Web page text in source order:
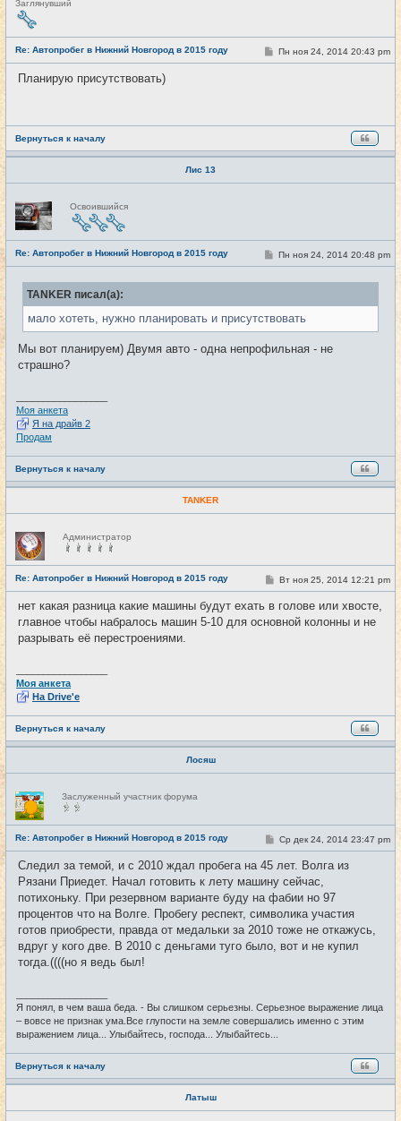
е
в
т
и
Заглянувший
Re: Автопробег в Нижний Новгород в 2015 году #20
С
о
и
Пн ноя 24, 2014 20:43 pm
Планирую присутствовать)
Вернуться к началу
Лис 13
Н
е
в
с
е
т
и
Освоившийся
Re: Автопробег в Нижний Новгород в 2015 году #21
С
о
е
н
Пн ноя 24, 2014 20:48 pm
TANKER писал(а):
мало хотеть, нужно планировать и присутствовать
Мы вот планируем) Двумя авто - одна непрофильная - не
страшно?
Моя анкета
Я на драйв 2
Продам
Вернуться к началу
TANKER
Н
е
в
с
е
т
и
Администратор
Re: Автопробег в Нижний Новгород в 2015 году #22
С
о
б
щ
Вт ноя 25, 2014 12:21 pm
нет какая разница какие машины будут ехать в голове или хвосте,
главное чтобы набралось машин 5-10 для основной колонны и не
разрывать её перестроениями.
Моя анкета
На Drive'e
Вернуться к началу
Лосяш
Н
е
в
с
е
т
и
Заслуженный участник форума
Re: Автопробег в Нижний Новгород в 2015 году #23
С
о
б
щ
н
и
Ср дек 24, 2014 23:47 pm
Следил за темой, и с 2010 ждал пробега на 45 лет. Волга из
Рязани Приедет. Начал готовить к лету машину сейчас,
потихоньку. При резервном варианте буду на фабии но 97
процентов что на Волге. Пробегу респект, символика участия
готов приобрести, правда от медальки за 2010 тоже не откажусь,
вдруг у кого две. В 2010 с деньгами туго было, вот и не купил
тогда.((((но я ведь был!
Я понял, в чем ваша беда. - Вы слишком серьезны. Серьезное выражение лица
– вовсе не признак ума.Все глупости на земле совершались именно с этим
выражением лица... Улыбайтесь, господа... Улыбайтесь...
Вернуться к началу
Латыш